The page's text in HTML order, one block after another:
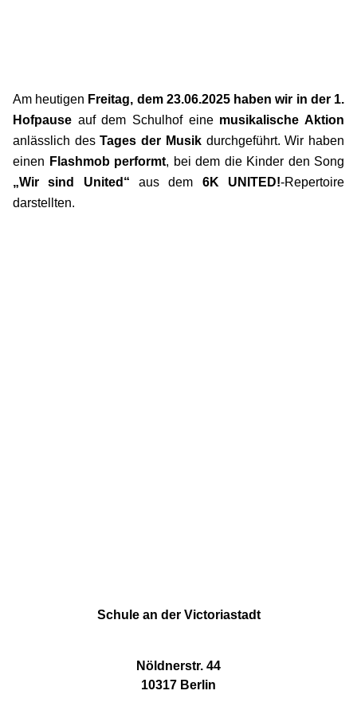
Am heutigen Freitag, dem 23.06.2025 haben wir in der 1.
Hofpause auf dem Schulhof eine musikalische Aktion
anlässlich desTages der Musikdurchgeführt. Wir haben
einen Flashmob performt , bei dem die Kinder den Song
„Wir sind United“ aus dem 6K UNITED!-Repertoire
darstellten.
Schule an der Victoriastadt
Nöldnerstr. 44
10317 Berlin